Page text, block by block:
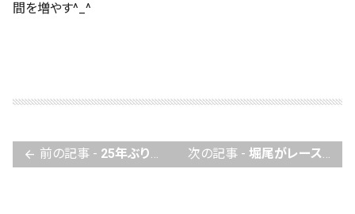
間を増やす^_^
arrow_back 前の記事 - 25年ぶりの再会〜^_^仁賀定雄Dr.に会えて楽しかった〜 次の記事 - 堀尾がレース中にしている事とは